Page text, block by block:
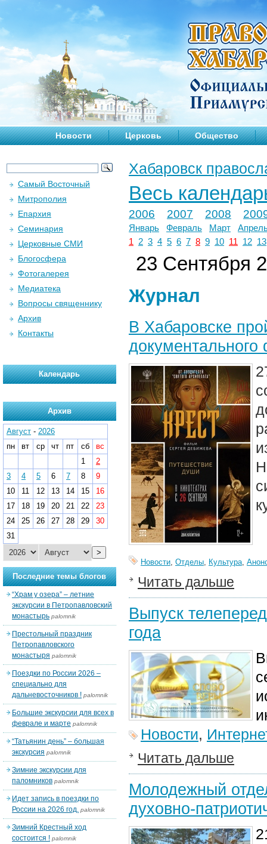
Новости Церковь Общество
Хабаровск
Весь
2006 2007 2008
Январь Февраль Март
1
2 3 4 5 6 7 8 9 10 11 12 13
23 Сентября
Журнал
В Хабаровске
Новости, Отделы, Культура,
Читать дальше
Выпуск
года
Новости,
Читать дальше
Молодежный
духовно-
Самый Восточный
Митрополия
Епархия
Семинария
Церковные СМИ
Блогосфера
Фотогалерея
Медиатека
Вопросы священнику
Архив
Контакты
Календарь
Архив
Август - 2026
пн
вт ср чт пт сб
вс
1
2
3
4 5 6 7 8
9
10
11 12 13 14 15
16
17
18 19 20 21 22
23
24
25 26 27 28 29
30
31
>
Последние темы блогов
“Храм у озера” – летние
экскурсии в Петропавловский
монастырь palomnik
Престольный праздник
Петропавловского
монастыря palomnik
Поездки по России 2026 –
специально для
дальневосточников ! palomnik
Большие экскурсии для всех в
феврале и марте palomnik
“Татьянин день” – большая
экскурсия palomnik
Зимние экскурсии для
паломников palomnik
Идет запись в поездки по
России на 2026 год. palomnik
Зимний Крестный ход
состоится ! palomnik